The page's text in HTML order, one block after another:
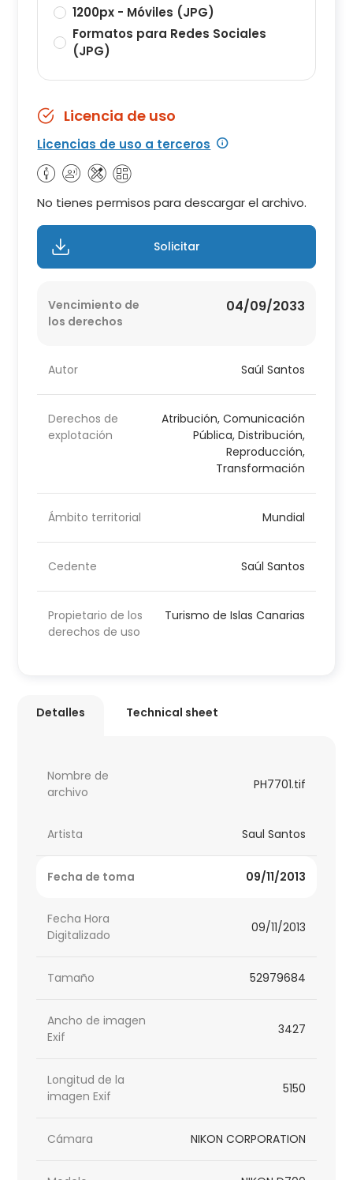
1200px - Móviles (JPG)
Formatos para Redes Sociales
(JPG)
Licencia de uso
Licencias de uso a terceros
No tienes permisos para descargar el archivo.
Solicitar
Vencimiento de
los derechos
04/09/2033
Autor Saúl Santos
Derechos de
explotación
Atribución, Comunicación
Pública, Distribución,
Reproducción,
Transformación
Ámbito territorial Mundial
Cedente Saúl Santos
Propietario de los
derechos de uso
Turismo de Islas Canarias
Detalles Technical sheet
Nombre de
archivo
PH7701.tif
Artista Saul Santos
Fecha de toma 09/11/2013
Fecha Hora
Digitalizado
09/11/2013
Tamaño 52979684
Ancho de imagen
Exif
3427
Longitud de la
imagen Exif
5150
Cámara NIKON CORPORATION